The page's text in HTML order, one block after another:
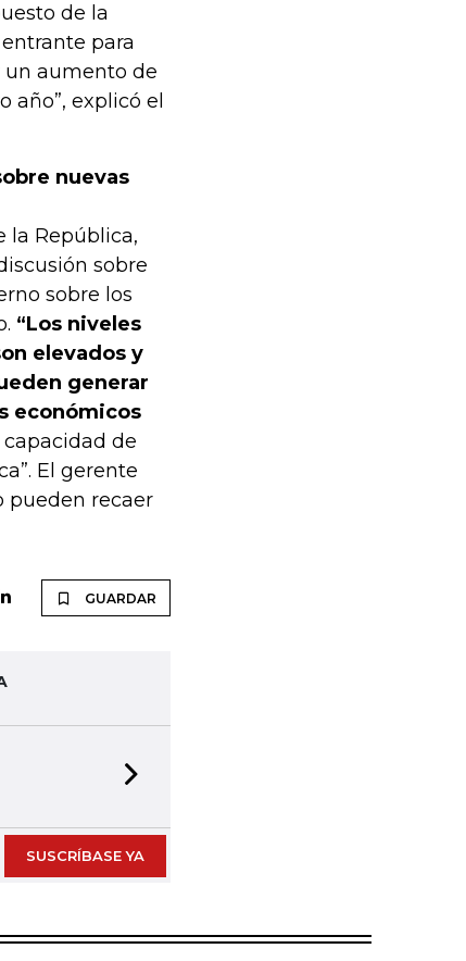
de la
para
un aumento de
año”, explicó el
nuevas
la República,
sobre
sobre los
“Los niveles
elevados y
generar
económicos
de
El gerente
pueden recaer
GUARDAR
SUSCRÍBASE YA